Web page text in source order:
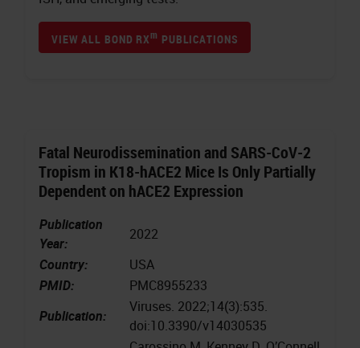
VIEW ALL BOND RXm PUBLICATIONS
Fatal Neurodissemination and SARS-CoV-2
Tropism in K18-hACE2 Mice Is Only Partially
Dependent on hACE2 Expression
Publication
Year:
2022
Country:
USA
PMID:
PMC8955233
Publication:
Viruses. 2022;14(3):535.
doi:10.3390/v14030535